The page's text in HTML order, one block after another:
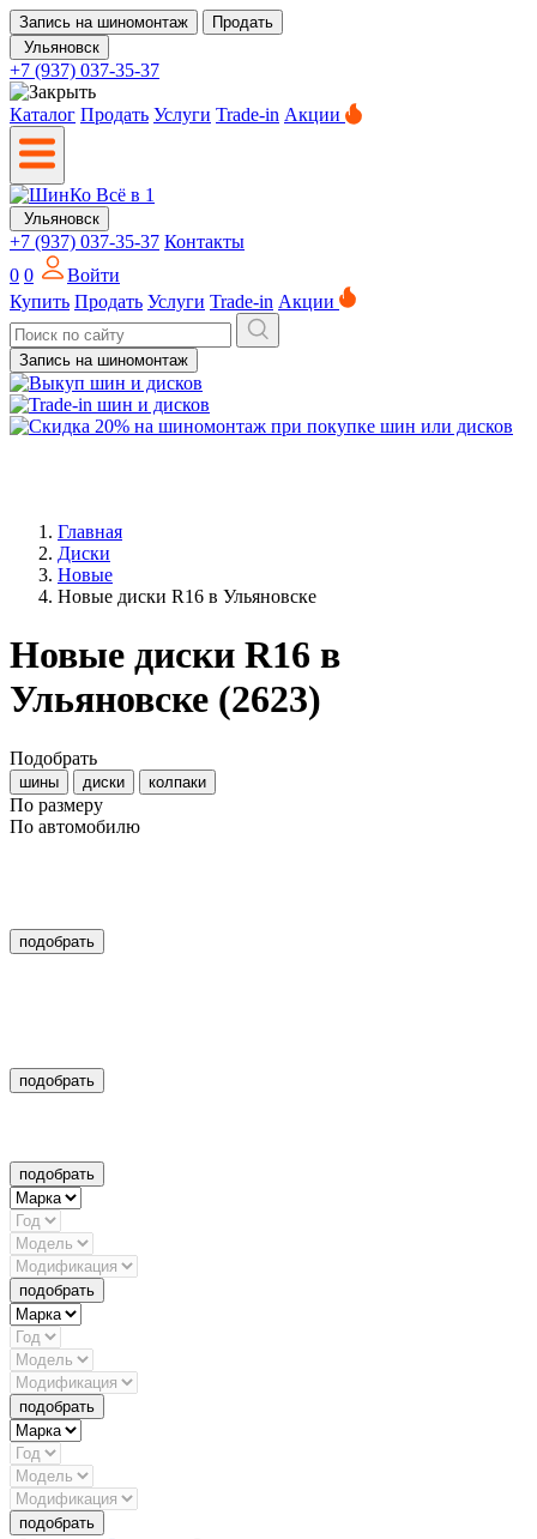
Запись на шиномонтаж
Продать
Ульяновск
+7 (937) 037-35-37
Каталог Продать Услуги Trade-in Акции
Ульяновск
+7 (937) 037-35-37 Контакты
0 0
Войти
Купить Продать Услуги Trade-in Акции
Запись на шиномонтаж
Главная
Диски
Новые
Новые диски R16 в Ульяновске
Новые диски R16 в
Ульяновске (2623)
Подобрать
шины диски колпаки
По размеру
По автомобилю
подобрать
подобрать
подобрать
подобрать
подобрать
подобрать